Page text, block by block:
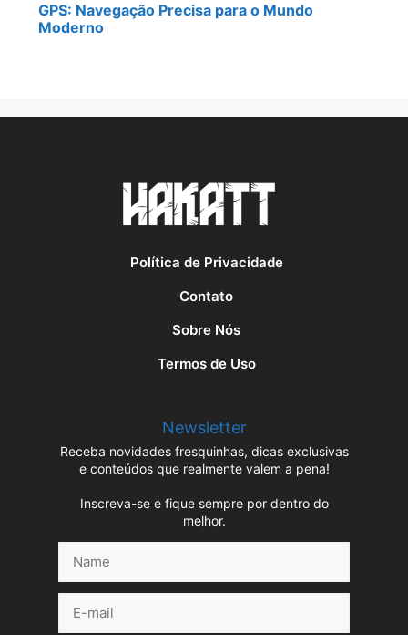
GPS: Navegação Precisa para o Mundo
Moderno
Política de Privacidade
Contato
Sobre Nós
Termos de Uso
Newsletter
Receba novidades fresquinhas, dicas exclusivas
e conteúdos que realmente valem a pena!
Inscreva-se e fique sempre por dentro do
melhor.
mail